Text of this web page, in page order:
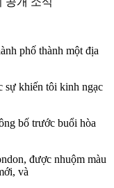
phố thành một địa
sự khiến tôi kinh ngạc
bố trước buổi hòa
được nhuộm màu
và